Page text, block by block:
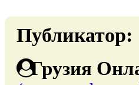
Публикатор:
Грузия